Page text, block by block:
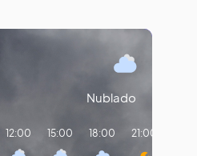
Nublado
12:00 15:00 18:00 21:00